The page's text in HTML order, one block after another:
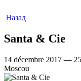
Назад
Santa & Cie
14 décembre 2017 —
Moscou